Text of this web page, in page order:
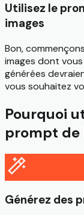
Utilisez le
images
Bon,
images dont
générées
vous souhaitez
Pourquoi
prompt de
Générez des